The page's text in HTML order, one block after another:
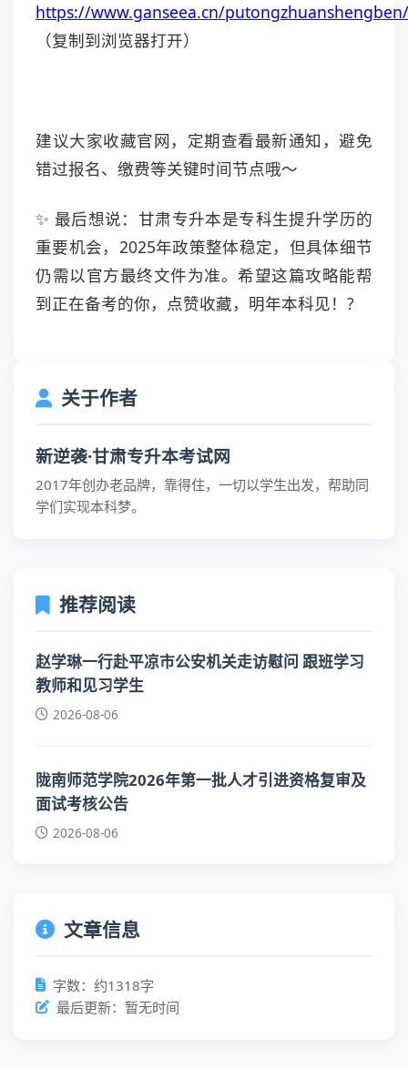
https://www.ganseea.cn/putongzhuanshengben/
（复制到浏览器打开）
建议大家收藏官网，定期查看最新通知，避免
错过报名、缴费等关键时间节点哦～
✨ 最后想说：甘肃专升本是专科生提升学历的
重要机会，2025年政策整体稳定，但具体细节
仍需以官方最终文件为准。希望这篇攻略能帮
到正在备考的你，点赞收藏，明年本科见！?
关于作者
新逆袭·甘肃专升本考试网
2017年创办老品牌，靠得住，一切以学生出发，帮助同
学们实现本科梦。
推荐阅读
赵学琳一行赴平凉市公安机关走访慰问 跟班学习
教师和见习学生
2026-08-06
陇南师范学院2026年第一批人才引进资格复审及
面试考核公告
2026-08-06
文章信息
字数：约1318字
最后更新：暂无时间